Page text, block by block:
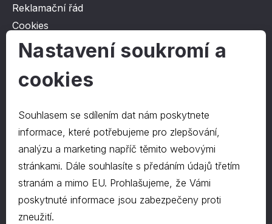
Reklamační řád
Cookies
Ochrana osobních údajů
O společnosti
Kontakt
O nás
Kontakty
577 222 666
©2024 PD-HRAPA s.r.o.
Nastavení soukromí a
cookies
Souhlasem se sdílením dat nám poskytnete
informace, které potřebujeme pro zlepšování,
analýzu a marketing napříč těmito webovými
stránkami. Dále souhlasíte s předáním údajů třetím
stranám a mimo EU. Prohlašujeme, že Vámi
poskytnuté informace jsou zabezpečeny proti
zneužití.